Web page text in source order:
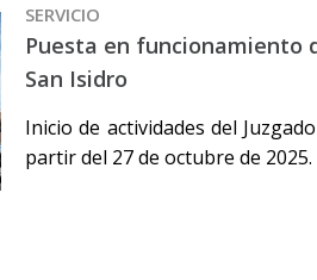
SERVICIO
Puesta en funcionamiento
San Isidro
Inicio de actividades del
partir del 27 de octubre de 2025.